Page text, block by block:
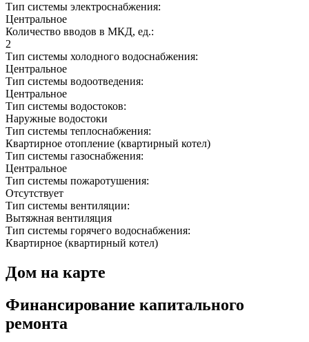
Тип системы электроснабжения:
Центральное
Количество вводов в МКД, ед.:
2
Тип системы холодного водоснабжения:
Центральное
Тип системы водоотведения:
Центральное
Тип системы водостоков:
Наружные водостоки
Тип системы теплоснабжения:
Квартирное отопление (квартирный котел)
Тип системы газоснабжения:
Центральное
Тип системы пожаротушения:
Отсутствует
Тип системы вентиляции:
Вытяжная вентиляция
Тип системы горячего водоснабжения:
Квартирное (квартирный котел)
Дом на карте
Финансирование капитального
ремонта